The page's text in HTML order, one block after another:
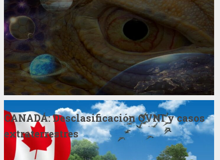
CANADÁ: Desclasificación OVNI y casos
extraterrestres